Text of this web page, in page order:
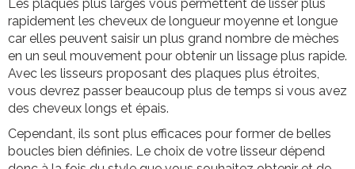
Les plaques plus larges vous permettent de lisser plus
rapidement les cheveux de longueur moyenne et longue
car elles peuvent saisir un plus grand nombre de mèches
en un seul mouvement pour obtenir un lissage plus rapide.
Avec les lisseurs proposant des plaques plus étroites,
vous devrez passer beaucoup plus de temps si vous avez
des cheveux longs et épais.
Cependant, ils sont plus efficaces pour former de belles
boucles bien définies. Le choix de votre lisseur dépend